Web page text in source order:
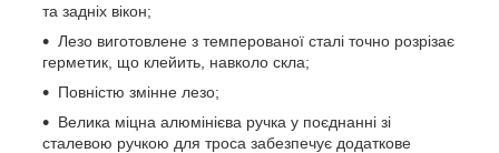
та задніх вікон;
Лезо виготовлене з темперованої сталі точно розрізає
герметик, що клейить, навколо скла;
Повністю змінне лезо;
Велика міцна алюмінієва ручка у поєднанні зі
сталевою ручкою для троса забезпечує додаткове